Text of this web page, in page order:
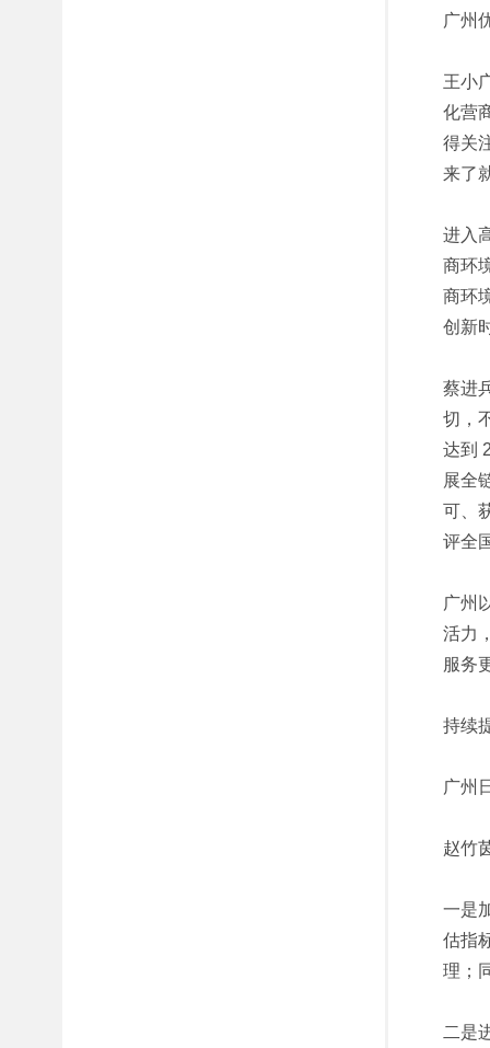
广州
王小
化营
得关
来了
进入
商环
商环
创新
蔡进
切，
达到
展全
可、
评全
广州
活力
服务
持续
广州
赵竹
一是
估指
理；
二是